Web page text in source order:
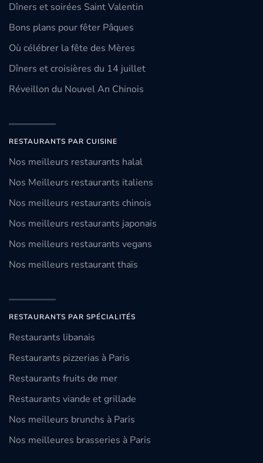
Dîners et soirées Saint Valentin
Bons plans pour fêter Pâques
Où célébrer la fête des Mères
Dîners et croisières du 14 juillet
Réveillon du Nouvel An Chinois
RESTAURANTS PAR CUISINE
Nos meilleurs restaurants halal
Nos Meilleurs restaurants italiens
Nos meilleurs restaurants chinois
Nos meilleurs restaurants japonais
Nos meilleurs restaurants vegans
Nos meilleurs restaurant thaïs
RESTAURANTS PAR SPÉCIALITÉS
Restaurants libanais
Restaurants pizzerias à Paris
Restaurants fruits de mer
Restaurants viande et grillade
Nos meilleurs brunchs à Paris
Nos meilleures brasseries à Paris